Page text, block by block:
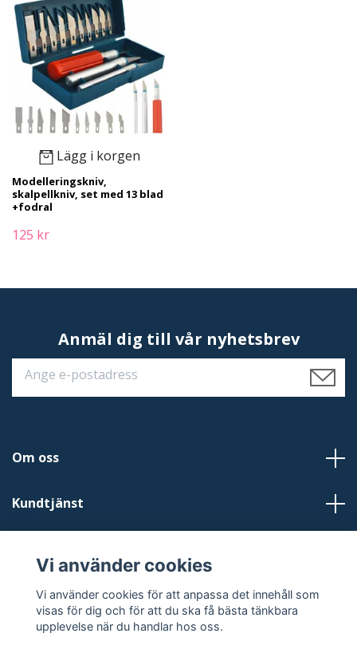
Lägg i korgen
Modelleringskniv,
skalpellkniv, set med 13 blad
+fodral
125 kr
Anmäl dig till vår nyhetsbrev
Om oss
Kundtjänst
Sociala medier
Vi använder cookies
Vi använder cookies för att anpassa det innehåll som
visas för dig och för att du ska få bästa tänkbara
upplevelse när du handlar hos oss.